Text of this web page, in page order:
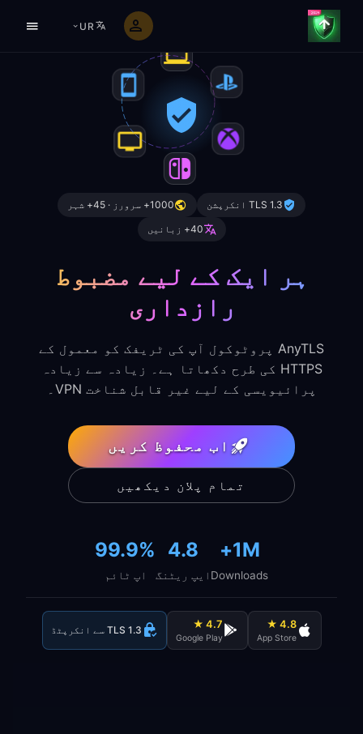
UR
TLS 1.3 انکرپشن
1000+ سرورز · 45+ شہر
40+ زبانیں
ہر ایک کے لیے مضبوط
رازداری
AnyTLS پروٹوکول آپ کی ٹریفک کو معمول کے
HTTPS کی طرح دکھاتا ہے۔ زیادہ سے زیادہ
پرائیویسی کے لیے غیر قابل شناخت VPN۔
اب محفوظ کریں
تمام پلان دیکھیں
1M+
Downloads
4.8
ایپ ریٹنگ
99.9%
اپ ٹائم
4.8 ★
App Store
4.7 ★
Google Play
TLS 1.3 سے انکرپٹڈ